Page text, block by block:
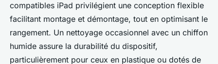
compatibles iPad privilégient une conception flexible
facilitant montage et démontage, tout en optimisant le
rangement. Un nettoyage occasionnel avec un chiffon
humide assure la durabilité du dispositif,
particulièrement pour ceux en plastique ou dotés de